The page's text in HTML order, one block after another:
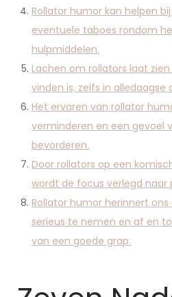
Rollator humor kan helpen
eventuele taboes rondom
hulpmiddelen.
Lachen om rollators laat
vinden is, zelfs in alledaagse
Het ervaren van rollator
verminderen en een gevoel
bevorderen.
Door rollators op een
wordt de focus verlegd naar
Rollator humor herinnert
serieus te nemen en af en
van een goede grap.